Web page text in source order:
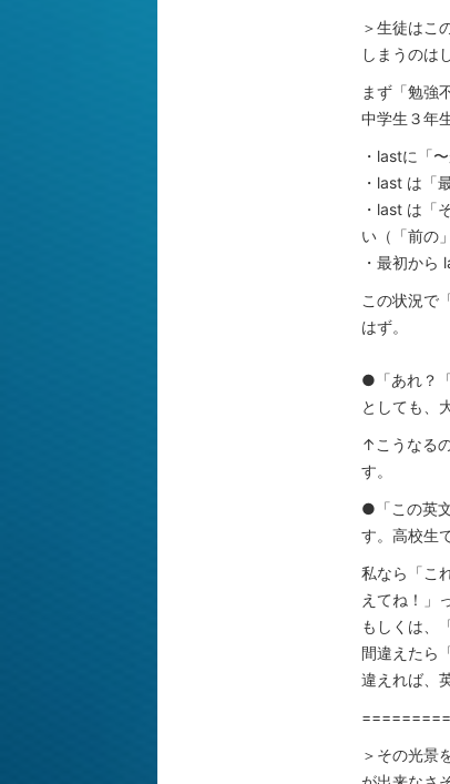
＞生徒はこ
しまうのは
まず「勉強
中学生３年
・lastに「
・last は「
・last は「
い（「前の
・最初から
この状況で
はず。
●「あれ？
としても、
↑こうなる
す。
●「この英
す。高校生
私なら「こ
えてね！」
もしくは、
間違えたら
違えれば、
＞その光景